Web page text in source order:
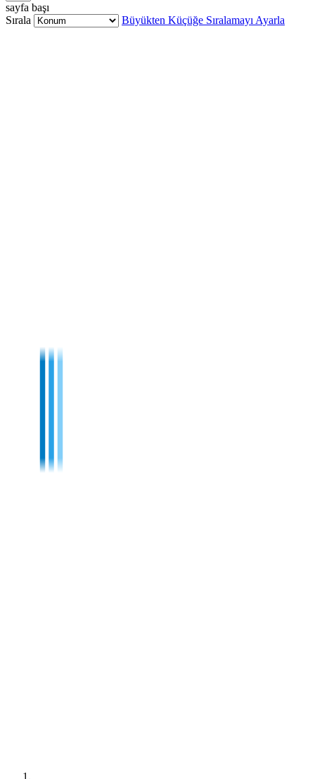
sayfa başı
Sırala
Büyükten Küçüğe Sıralamayı Ayarla